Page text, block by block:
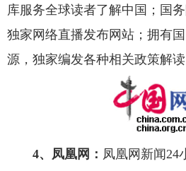
库服务全球读者了解中国；国
独家网络直播发布网站；拥有
源，独家编发各种相关政策解读
4、凤凰网： 凤凰网新闻24